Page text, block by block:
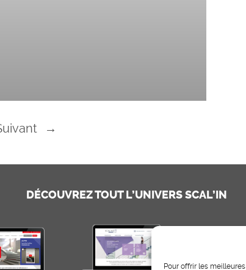
Pour offrir les
→
DÉCOUVREZ TOUT L’UNIVERS SCAL’IN